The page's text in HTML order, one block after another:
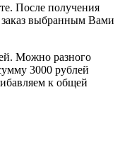
После получения
выбранным Вами
Можно разного
3000 рублей
к общей